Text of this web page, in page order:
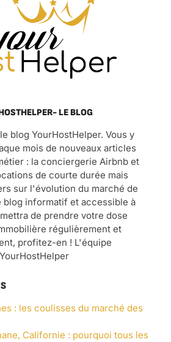
LE BLOG
blog YourHostHelper. Vous y
mois de nouveaux articles
: la conciergerie Airbnb et
de courte durée mais
sur l'évolution du marché de
blog informatif et accessible à
de prendre votre dose
régulièrement et
profitez-en ! L'équipe
YourHostHelper
: les coulisses du marché des
Californie : pourquoi tous les